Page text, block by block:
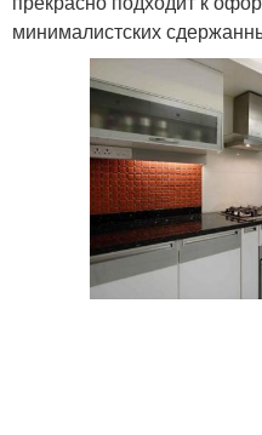
минималистских